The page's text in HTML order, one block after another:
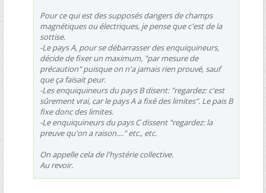
Pour ce qui est des supposés dangers de champs
magnétiques ou électriques, je pense que c'est de la
sottise.
-Le pays A, pour se débarrasser des enquiquineurs,
décide de fixer un maximum, "par mesure de
précaution" puisque on n'a jamais rien prouvé, sauf
que ça faisait peur.
-Les enquiquineurs du pays B disent: "regardez: c'est
sûrement vrai, car le pays A a fixé des limites". Le pais B
fixe donc des limites.
-Le enquiquineurs du pays C dissent "regardez: la
preuve qu'on a raison...." etc., etc.
On appelle cela de l'hystérie collective.
Au revoir.